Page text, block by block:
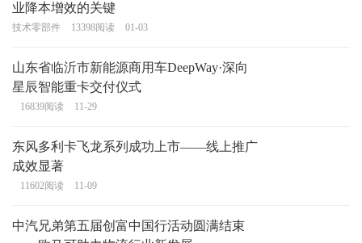
业降本增效的关键
技术零部件 13398阅读 01-03
山东省临沂市新能源商用车DeepWay·深向
星辰智能重卡交付仪式
16839阅读 11-29
东风多利卡飞龙系列成功上市——线上推广
成效显著
11602阅读 11-09
中汽兄弟第五届创富中国行活动圆满结束